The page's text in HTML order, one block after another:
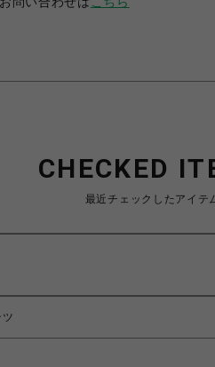
CHECKED
最近チェックしたアイテ